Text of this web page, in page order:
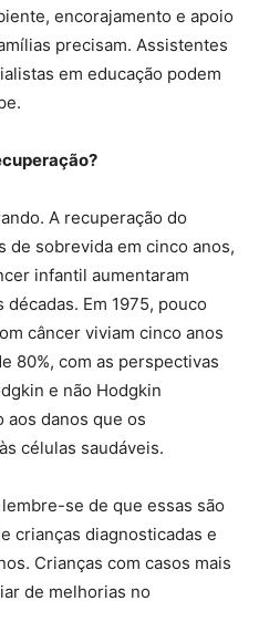
encorajamento e apoio
precisam. Assistentes
em educação podem
A recuperação do
de sobrevida em cinco anos,
infantil aumentaram
Em 1975, pouco
câncer viviam cinco anos
80%, com as perspectivas
e não Hodgkin
aos danos que os
células saudáveis.
se de que essas são
crianças diagnosticadas e
Crianças com casos mais
de melhorias no